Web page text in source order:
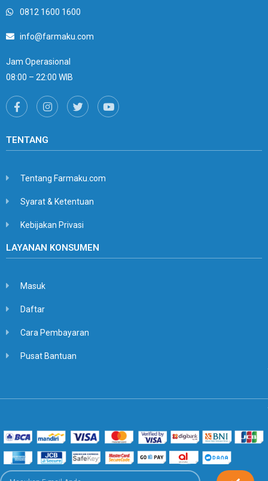
0812 1600 1600
info@farmaku.com
Jam Operasional
08:00 – 22:00 WIB
TENTANG
Tentang Farmaku.com
Syarat & Ketentuan
Kebijakan Privasi
LAYANAN KONSUMEN
Masuk
Daftar
Cara Pembayaran
Pusat Bantuan